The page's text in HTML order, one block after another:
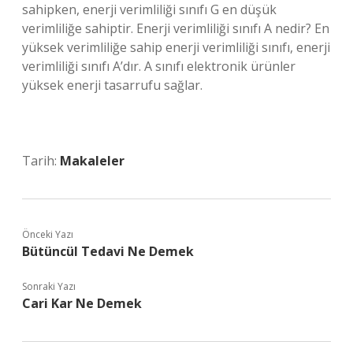
sahipken, enerji verimliliği sınıfı G en düşük
verimliliğe sahiptir. Enerji verimliliği sınıfı A nedir? En
yüksek verimliliğe sahip enerji verimliliği sınıfı, enerji
verimliliği sınıfı A’dır. A sınıfı elektronik ürünler
yüksek enerji tasarrufu sağlar.
Tarih: Makaleler
Önceki Yazı
Bütüncül Tedavi Ne Demek
Sonraki Yazı
Cari Kar Ne Demek